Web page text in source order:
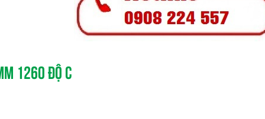
1260 ĐỘ C